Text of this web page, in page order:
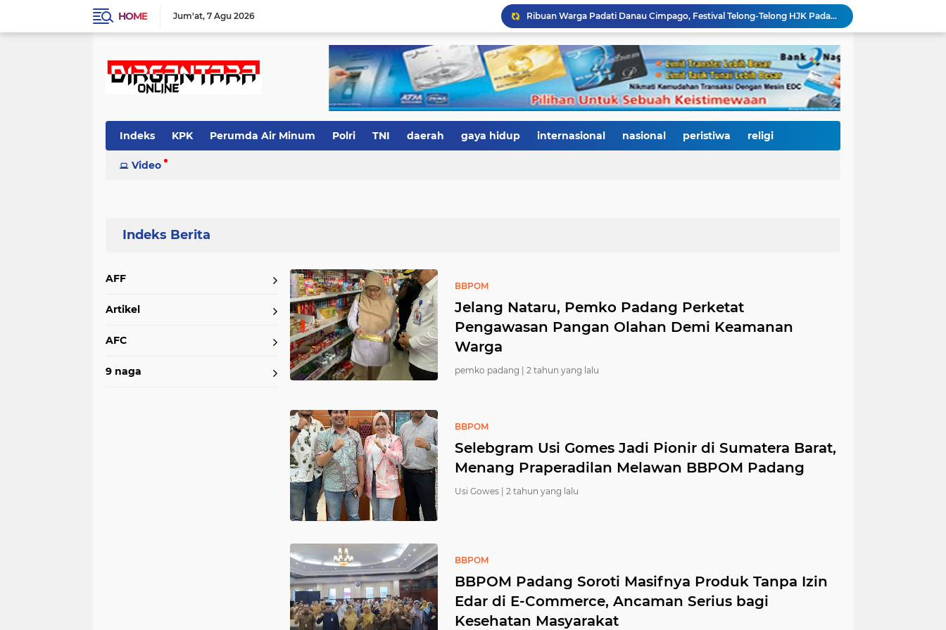
HOME Jum'at 7 Agu 2026
Ribuan Warga Padati Danau Cimpago, Festival Telong-Telong HJK Padang ke-357 Tuai Pujian dan Harapan untuk Terus Dilestarikan
Perkuat Tata Kelola Rumah Sakit Daerah, RS M. Djamil Dampingi RSUD dr. Sadikin Pariaman Wujudkan Layanan Kesehatan Berkualitas
Di Balik Gemerlap Telong-Telong, RS M. Djamil Menyalakan Cahaya Kesadaran Kesehatan untuk Warga Padang
Pascabanjir, PUPR Kota Padang Gerak Cepat Pulihkan Irigasi Pertanian di Kuranji dan Pauh, Pasokan Air Sawah Jadi Prioritas
Padang Utara Tampilkan Kearifan Lokal di Festival Telong-Telong, Tradisi Malamang dan Potensi Seafood Curi Perhatian Ribuan Pengunjung
HJK Padang ke-357 Berubah Jadi Gerakan Kemanusiaan, Pemko Hadirkan "Road to Gastronomy Charity" untuk Bantu Korban Banjir
HJK Padang ke-357 Jadi Titik Balik Pendidikan, Pemko Padang Gandeng Universiti Kuala Lumpur Buka Jalan Beasiswa dan Kampus Internasional
Indeks KPK Perumda Air Minum Polri TNI daerah gaya hidup internasional nasional peristiwa religi
Video
AFF
Artikel
AFC
9 naga
BBPOM
Jelang Nataru, Pemko Padang Perketat
Pengawasan Pangan Olahan Demi Keamanan
Warga
pemko padang | 2 tahun yang lalu
BBPOM
Selebgram Usi Gomes Jadi Pionir di Sumatera Barat,
Menang Praperadilan Melawan BBPOM Padang
Usi Gowes | 2 tahun yang lalu
BBPOM
BBPOM Padang Soroti Masifnya Produk Tanpa Izin
Edar di E-Commerce, Ancaman Serius bagi
Kesehatan Masyarakat